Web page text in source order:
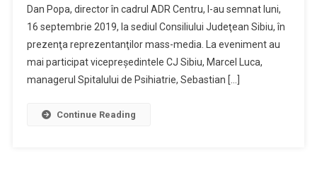
Dan Popa, director în cadrul ADR Centru, l-au semnat luni,
16 septembrie 2019, la sediul Consiliului Judeţean Sibiu, în
prezenţa reprezentanţilor mass-media. La eveniment au
mai participat vicepreşedintele CJ Sibiu, Marcel Luca,
managerul Spitalului de Psihiatrie, Sebastian […]
Continue Reading